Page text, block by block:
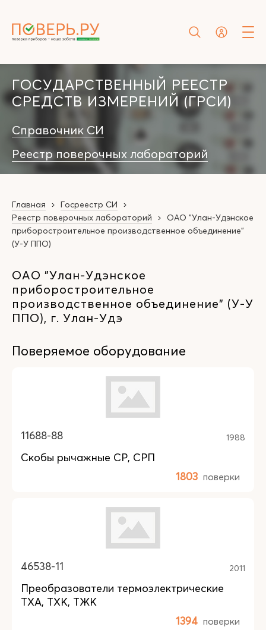
ГОСУДАРСТВЕННЫЙ РЕЕСТР
СРЕДСТВ ИЗМЕРЕНИЙ (ГРСИ)
Справочник СИ
Реестр поверочных лабораторий
Главная
Госреестр СИ
Реестр поверочных лабораторий
ОАО "Улан-Удэнское
приборостроительное производственное объединение"
(У-У ППО)
ОАО "Улан-Удэнское
приборостроительное
производственное объединение" (У-У
ППО), г. Улан-Удэ
Поверяемое оборудование
11688-88 1988
Скобы рычажные СР, СРП
1803 поверки
46538-11 2011
Преобразователи термоэлектрические
ТХА, ТХК, ТЖК
1394 поверки